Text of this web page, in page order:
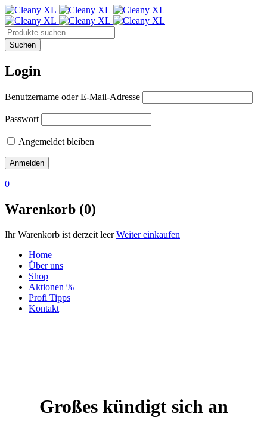
Login
Benutzername oder E-Mail-Adresse
Passwort
Angemeldet bleiben
0
Warenkorb (0)
Ihr Warenkorb ist derzeit leer Weiter einkaufen
Home
Über uns
Shop
Aktionen %
Profi Tipps
Kontakt
Großes kündigt sich an